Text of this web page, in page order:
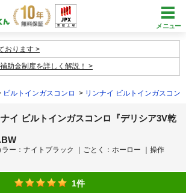
メニュー
おります
助金制度を詳しく解説！
ビルトインガスコンロ リンナイ ビルトインガスコン
ナイ ビルトインガスコンロ『デリシア3V乾
ー：ナイトブラック ｜ごとく：ホーロー ｜操作
1件